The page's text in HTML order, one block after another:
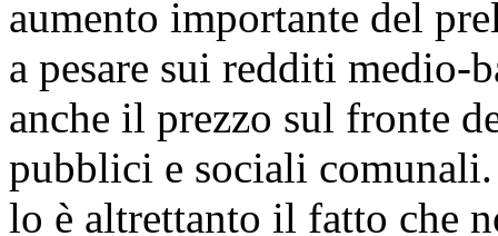
aumento importante del
a pesare sui redditi medio-
anche il prezzo sul fronte
pubblici e sociali comunali.
lo è altrettanto il fatto che